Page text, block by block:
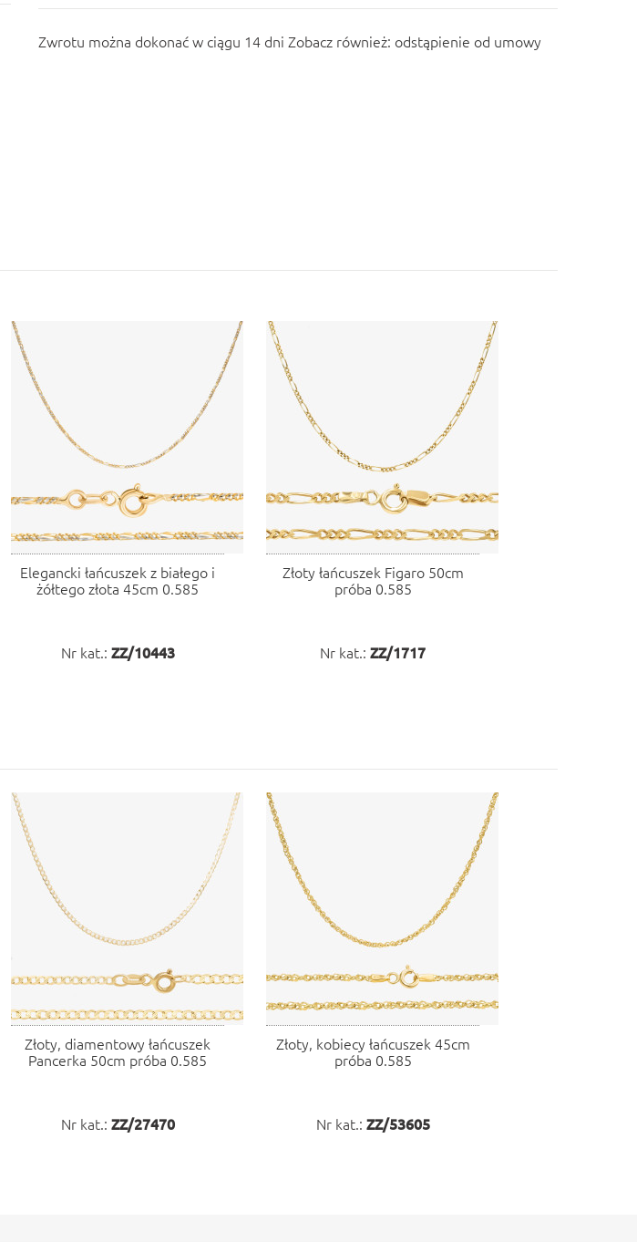
Zwrotu można dokonać w ciągu 14 dni Zobacz również: odstąpienie od umowy
Elegancki łańcuszek z białego i
żółtego złota 45cm 0.585
Nr kat.: ZZ/10443
Złoty łańcuszek Figaro 50cm
próba 0.585
Nr kat.: ZZ/1717
Złoty, diamentowy łańcuszek
Pancerka 50cm próba 0.585
Nr kat.: ZZ/27470
Złoty, kobiecy łańcuszek 45cm
próba 0.585
Nr kat.: ZZ/53605